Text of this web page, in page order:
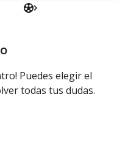
Puedes elegir el
todas tus dudas.